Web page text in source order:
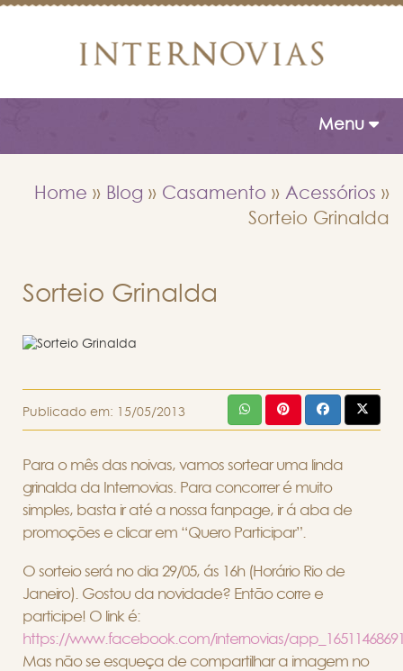
Toggle
Menu
Home » Blog » Casamento » Acessórios »
Sorteio Grinalda
Sorteio Grinalda
Publicado em: 15/05/2013
Para o mês das noivas, vamos sortear uma linda
grinalda da Internovias. Para concorrer é muito
simples, basta ir até a nossa fanpage, ir á aba de
promoções e clicar em “Quero Participar”.
O sorteio será no dia 29/05, ás 16h (Horário Rio de
Janeiro). Gostou da novidade? Então corre e
participe! O link é:
https://www.facebook.com/internovias/
Mas não se esqueça de compartilhar a imagem no